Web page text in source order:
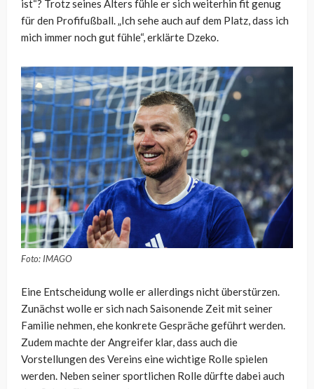
ist“? Trotz seines Alters fühle er sich weiterhin fit genug
für den Profifußball. „Ich sehe auch auf dem Platz, dass ich
mich immer noch gut fühle“, erklärte Dzeko.
Foto: IMAGO
Eine Entscheidung wolle er allerdings nicht überstürzen.
Zunächst wolle er sich nach Saisonende Zeit mit seiner
Familie nehmen, ehe konkrete Gespräche geführt werden.
Zudem machte der Angreifer klar, dass auch die
Vorstellungen des Vereins eine wichtige Rolle spielen
werden. Neben seiner sportlichen Rolle dürfte dabei auch